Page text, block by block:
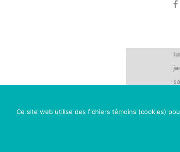
Ce site web utilise des fichiers témoins (cookies)